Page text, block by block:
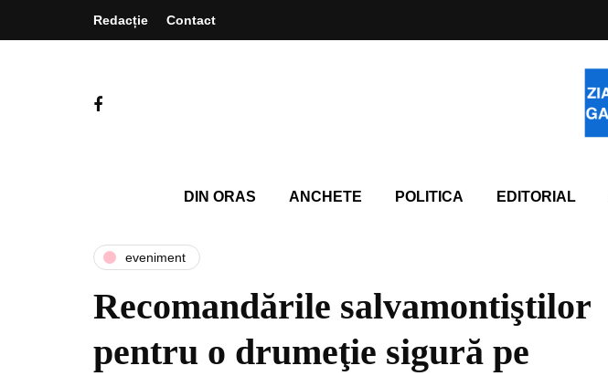
Redacție Contact
DIN ORAS ANCHETE POLITICA EDITORIAL
eveniment
Recomandările salvamontiştilor
pentru o drumeţie sigură pe